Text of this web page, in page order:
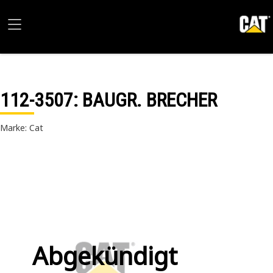
112-3507: BAUGR. BRECHER
Marke: Cat
Abgekündigt